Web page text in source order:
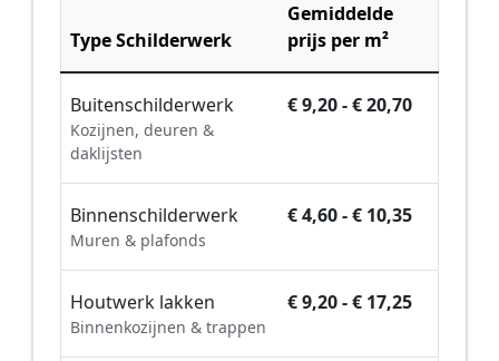
Type Schilderwerk
Gemiddelde
prijs per m²
Buitenschilderwerk
Kozijnen, deuren &
daklijsten
€ 9,20 - € 20,70
Binnenschilderwerk
Muren & plafonds
€ 4,60 - € 10,35
Houtwerk lakken
Binnenkozijnen & trappen
€ 9,20 - € 17,25